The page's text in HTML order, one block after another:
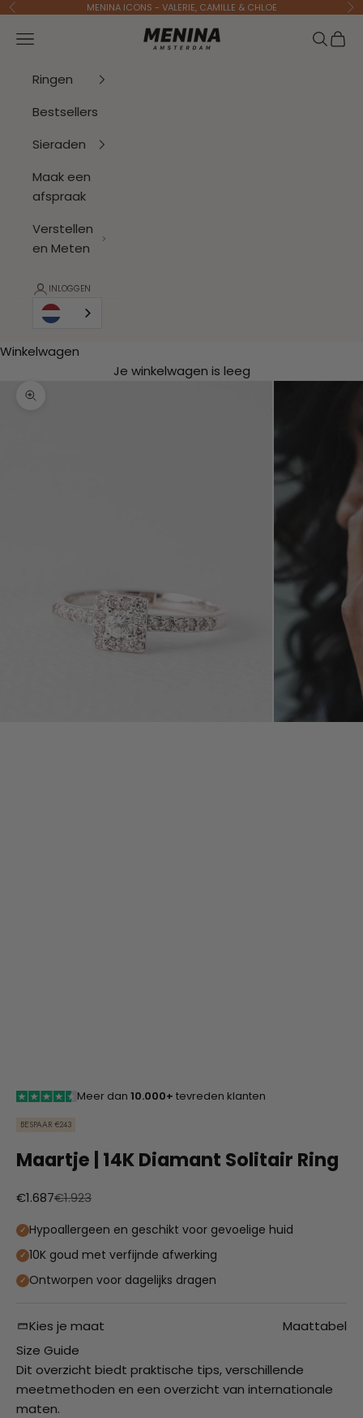
Naar inhoud
Vorige MENINA ICONS - VALERIE, CAMILLE & CHLOE
Menina Amsterdam
Navigatiemenu openen Zoeken
Ringen
Bestsellers
Sieraden
Maak een
afspraak
Verstellen
en Meten
INLOGGEN
Winkelwagen
Je winkelwagen is leeg
In-/uitzoomen
Meer dan 10.000+ tevreden klanten
BESPAAR €243
Maartje | 14K Diamant Solitair Ring
Aanbiedingsprijs
€1.687Normale prijs
€1.923
Hypoallergeen en geschikt voor gevoelige huid
10K goud met verfijnde afwerking
Ontworpen voor dagelijks dragen
Kies je maat
Maattabel
Size Guide
Dit overzicht biedt praktische tips, verschillende
meetmethoden en een overzicht van internationale
maten.